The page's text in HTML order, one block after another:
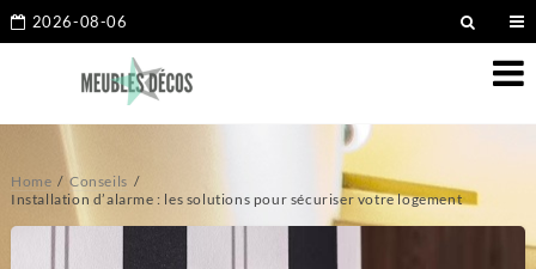
2026-08-06
Home
Conseils
Installation d’alarme : les solutions pour sécuriser votre logement